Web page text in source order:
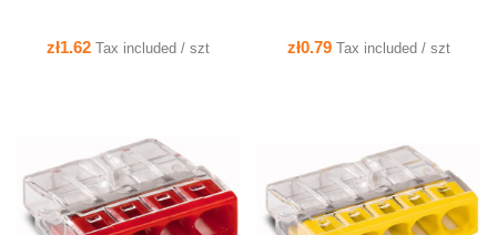
zł1.62 Tax included / szt zł0.79 Tax included / szt
QUICK VIEW QUICK VIEW